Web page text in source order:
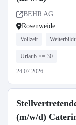
BEHR AG
Rosenweide
Vollzeit
Urlaub >= 30
24.07.2026
(m/w/d)